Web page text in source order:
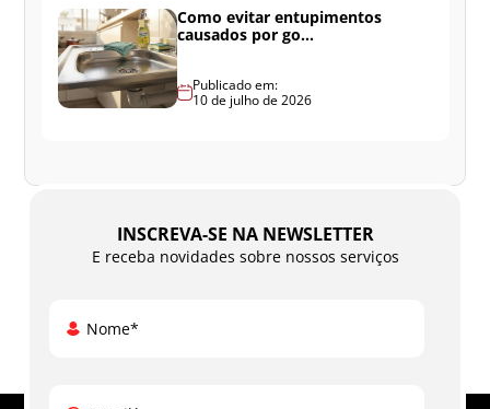
Como evitar entupimentos
causados por go...
Publicado em:
10 de julho de 2026
INSCREVA-SE NA NEWSLETTER
E receba novidades sobre nossos serviços
Nome*